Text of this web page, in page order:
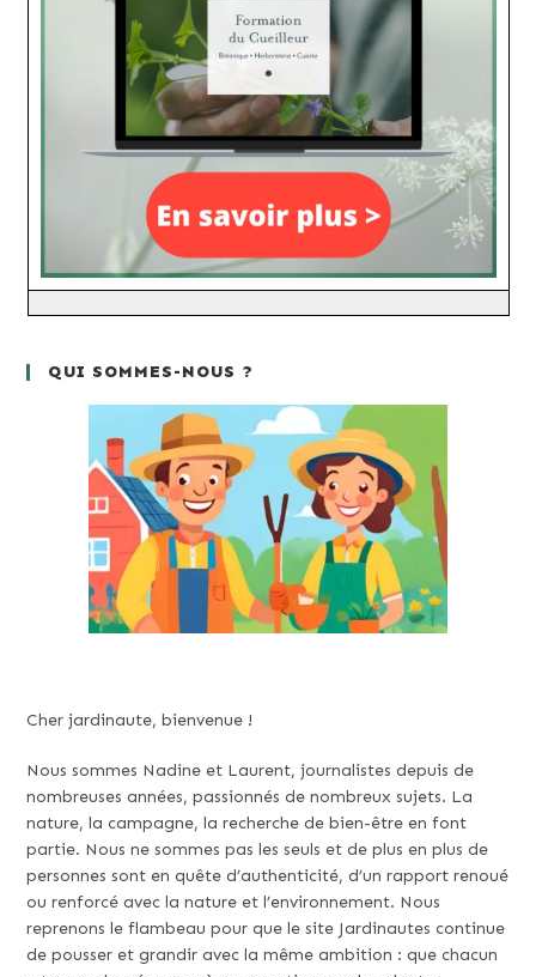
QUI SOMMES-NOUS ?
Cher jardinaute, bienvenue !
Nous sommes Nadine et Laurent, journalistes depuis de
nombreuses années, passionnés de nombreux sujets. La
nature, la campagne, la recherche de bien-être en font
partie. Nous ne sommes pas les seuls et de plus en plus de
personnes sont en quête d’authenticité, d’un rapport renoué
ou renforcé avec la nature et l’environnement. Nous
reprenons le flambeau pour que le site Jardinautes continue
de pousser et grandir avec la même ambition : que chacun